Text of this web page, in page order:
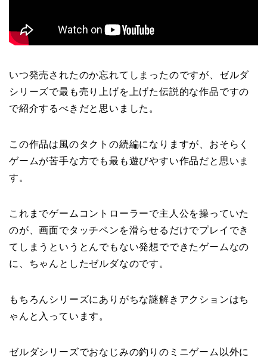
いつ発売されたのか忘れてしまったのですが、ゼルダ
シリーズで最も売り上げを上げた伝説的な作品ですの
で紹介するべきだと思いました。
この作品は風のタクトの続編になりますが、おそらく
ゲームが苦手な方でも最も遊びやすい作品だと思いま
す。
これまでゲームコントローラーで主人公を操っていた
のが、画面でタッチペンを滑らせるだけでプレイでき
てしまうというとんでもない発想でできたゲームなの
に、ちゃんとしたゼルダなのです。
もちろんシリーズにありがちな謎解きアクションはち
ゃんと入っています。
ゼルダシリーズでおなじみの釣りのミニゲーム以外に